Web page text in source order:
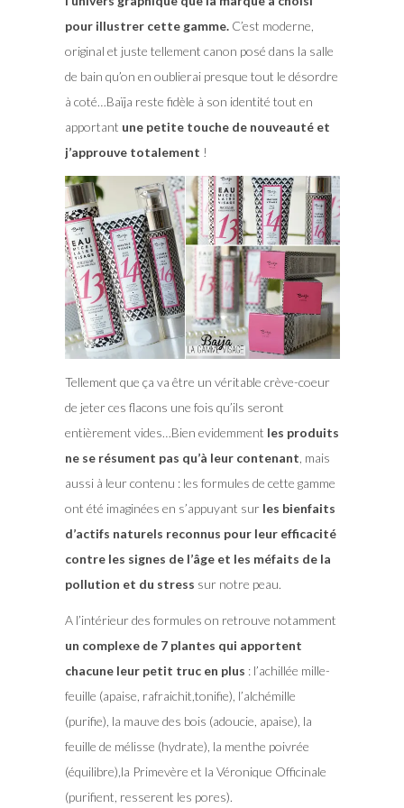
pour illustrer cette gamme.C’est moderne,
original et juste tellement canon posé dans la salle
de bain qu’on en oublierai presque tout le désordre
à coté…Baïja reste fidèle à son identité tout en
apportant une petite touche de nouveauté et
j’approuve totalement !
Tellement que ça va être un véritable crève-coeur
de jeter ces flacons une fois qu’ils seront
entièrement vides…Bien evidemment les produits
ne se résument pas qu’à leur contenant , mais
aussi à leur contenu : les formules de cette gamme
ont été imaginées en s’appuyant sur les bienfaits
d’actifs naturels reconnus pour leur efficacité
contre les signes de l’âge et les méfaits de la
pollution et du stress sur notre peau.
A l’intérieur des formules on retrouve notamment
un complexe de 7 plantes qui apportent
chacune leur petit truc en plus : l’achillée mille-
feuille (apaise, rafraichit,tonifie), l’alchémille
(purifie), la mauve des bois (adoucie, apaise), la
feuille de mélisse (hydrate), la menthe poivrée
(équilibre),la Primevère et la Véronique Officinale
(purifient, resserent les pores).